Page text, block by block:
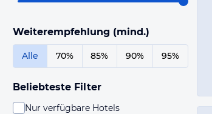
Weiterempfehlung (mind.)
Alle 70% 85% 90% 95%
Beliebteste Filter
Nur verfügbare Hotels